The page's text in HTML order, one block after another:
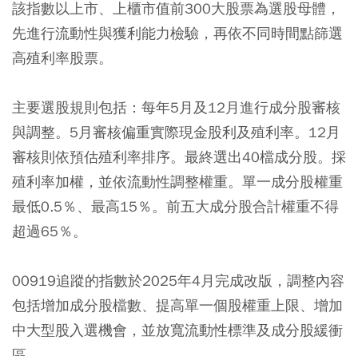
該指數以上市、上櫃市值前300大股票為選股母體，
先進行流動性與獲利能力檢驗，再依不同時間點篩選
高殖利率股票。
主要選股規則包括：每年5月及12月進行成分股審核
與調整。5月審核偏重實際現金股利及殖利率。12月
審核則依預估殖利率排序。最終選出40檔成分股。採
殖利率加權，並依流動性調整權重。單一成分股權重
最低0.5％、最高15％。前五大成分股合計權重不得
超過65％。
00919追蹤的指數於2025年4月完成改版，調整內容
包括增加成分股檔數、提高單一個股權重上限、增加
中大型股入選機會，並放寬流動性標準及成分股緩衝